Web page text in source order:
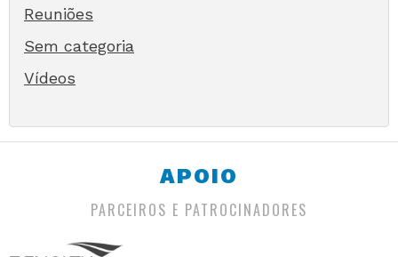
Reuniões
Sem categoria
Vídeos
APOIO
PARCEIROS E PATROCINADORES